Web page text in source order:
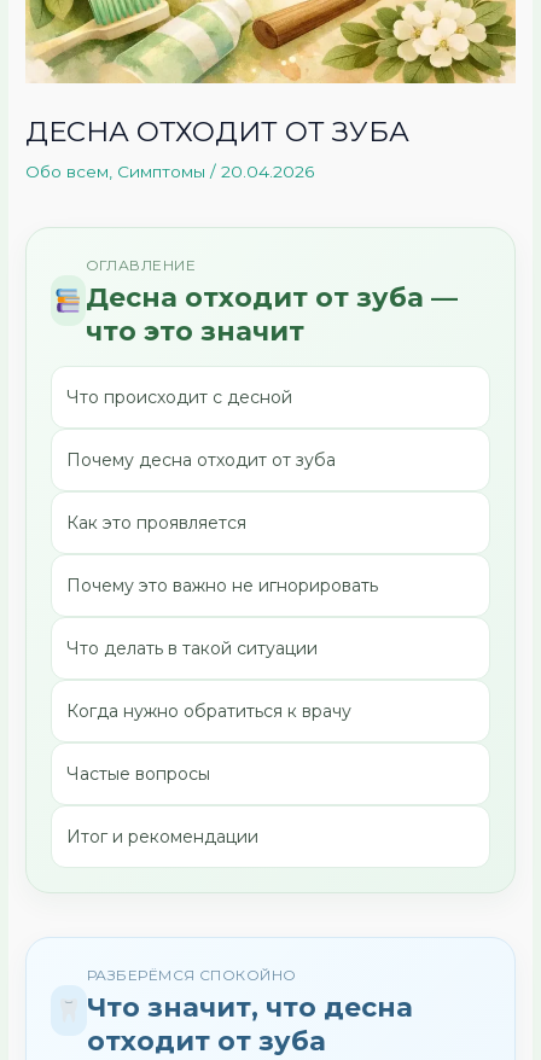
ДЕСНА ОТХОДИТ ОТ ЗУБА
Обо всем, Симптомы /20.04.2026
ОГЛАВЛЕНИЕ
Десна отходит от зуба —
что это значит
Что происходит с десной
Почему десна отходит от зуба
Как это проявляется
Почему это важно не игнорировать
Что делать в такой ситуации
Когда нужно обратиться к врачу
Частые вопросы
Итог и рекомендации
РАЗБЕРЁМСЯ СПОКОЙНО
Что значит, что десна
отходит от зуба